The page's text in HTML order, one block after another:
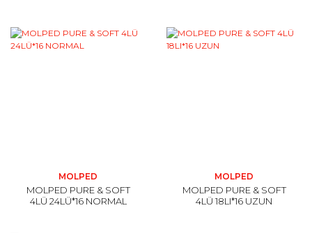
MOLPED
MOLPED PURE & SOFT
4LÜ 24LÜ*16 NORMAL
MOLPED
MOLPED PURE & SOFT
4LÜ 18LI*16 UZUN